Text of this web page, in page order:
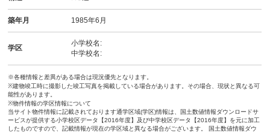
築年月 1985年6月
学区
小学校名:
中学校名:
※各種情報と差異がある場合は現況優先となります。
※建物竣工時に撮影した竣工写真を掲載している場合があります。その場合、現状と異なる可
能性があります。
※物件情報の学区情報について
当サイト物件情報に記載されております通学区域(学区)情報は、国土数値情報ダウンロードサ
ービスが提供する小学校区データ【2016年度】及び中学校区データ【2016年度】を元に加工
したものですので、記載情報が現在の学区域と異なる場合がございます。 国土数値情報ダウ